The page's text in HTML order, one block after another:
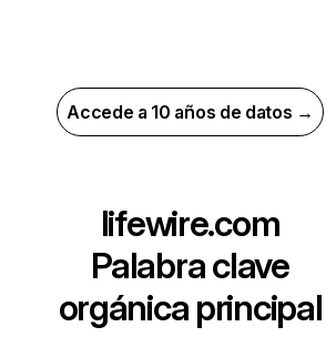
Accede a 10 años de datos →
lifewire.com
Palabra clave
orgánica principal